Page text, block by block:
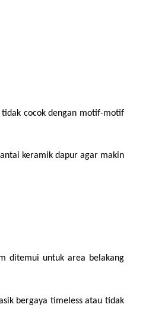
cocok dengan motif-motif
keramik dapur agar makin
ditemui untuk area belakang
bergaya timeless atau tidak